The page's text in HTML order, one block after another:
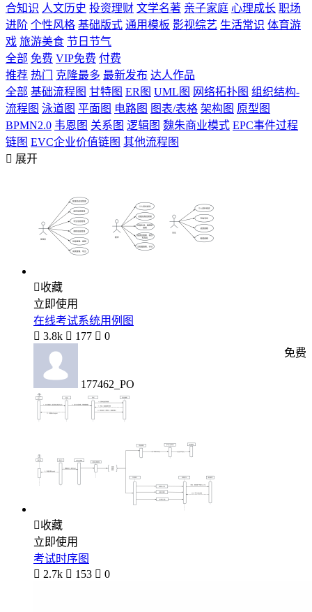
合知识 人文历史 投资理财 文学名著 亲子家庭 心理成长 职场
进阶 个性风格 基础版式 通用模板 影视综艺 生活常识 体育游
戏 旅游美食 节日节气
全部 免费 VIP免费 付费
推荐 热门 克隆最多 最新发布 达人作品
全部 基础流程图 甘特图 ER图 UML图 网络拓扑图 组织结构-
流程图 泳道图 平面图 电路图 图表/表格 架构图 原型图
BPMN2.0 韦恩图 关系图 逻辑图 魏朱商业模式 EPC事件过程
链图 EVC企业价值链图 其他流程图
 展开
收藏
立即使用
在线考试系统用例图
 3.8k  177  0
177462_PO
免费
收藏
立即使用
考试时序图
 2.7k  153  0